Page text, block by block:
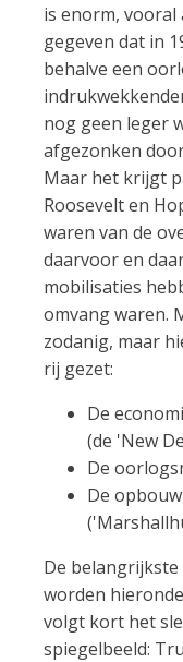
is enorm,
gegeven dat in
behalve een
nog geen leger
afgezonken
Maar het krijgt
Roosevelt en
waren van de
daarvoor en
mobilisaties
omvang waren.
zodanig, maar
rij gezet:
De
(de 'New
De
De
De belangrijkste
worden
volgt kort het
spiegelbeeld: